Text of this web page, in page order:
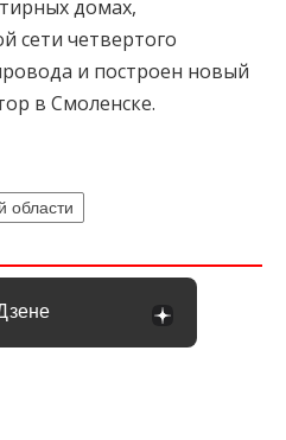
домах,
сети четвертого
и построен новый
в Смоленске.
области